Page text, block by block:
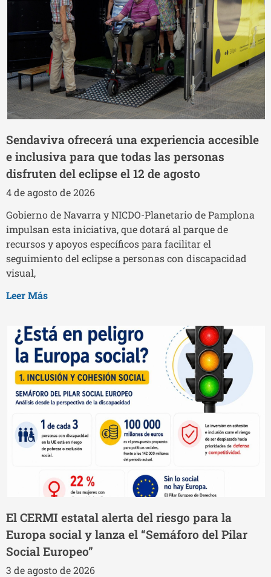
Sendaviva ofrecerá una experiencia accesible
e inclusiva para que todas las personas
disfruten del eclipse el 12 de agosto
4 de agosto de 2026
Gobierno de Navarra y NICDO-Planetario de Pamplona
impulsan esta iniciativa, que dotará al parque de
recursos y apoyos específicos para facilitar el
seguimiento del eclipse a personas con discapacidad
visual,
Leer Más
El CERMI estatal alerta del riesgo para la
Europa social y lanza el “Semáforo del Pilar
Social Europeo”
3 de agosto de 2026